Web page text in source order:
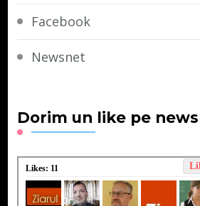
Facebook
Newsnet
Dorim un like pe